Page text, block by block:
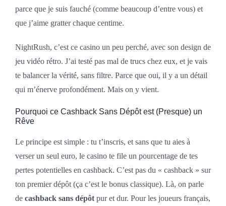
parce que je suis fauché (comme beaucoup d’entre vous) et
que j’aime gratter chaque centime.
NightRush, c’est ce casino un peu perché, avec son design de
jeu vidéo rétro. J’ai testé pas mal de trucs chez eux, et je vais
te balancer la vérité, sans filtre. Parce que oui, il y a un détail
qui m’énerve profondément. Mais on y vient.
Pourquoi ce Cashback Sans Dépôt est (Presque) un
Rêve
Le principe est simple : tu t’inscris, et sans que tu aies à
verser un seul euro, le casino te file un pourcentage de tes
pertes potentielles en cashback. C’est pas du « cashback » sur
ton premier dépôt (ça c’est le bonus classique). Là, on parle
de cashback sans dépôt pur et dur. Pour les joueurs français,